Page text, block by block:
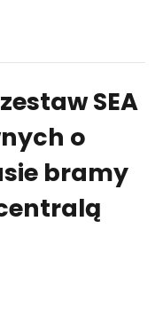
SEA
o
bramy